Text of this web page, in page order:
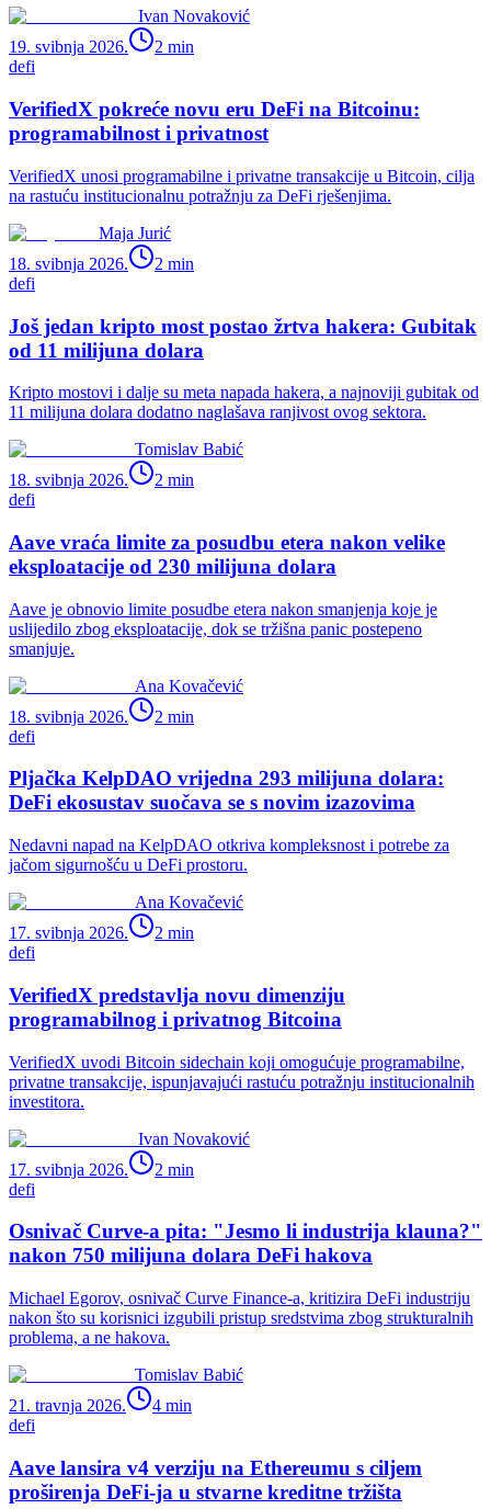
Ivan Novaković
19. svibnja 2026.
2 min
defi
VerifiedX pokreće novu eru DeFi na Bitcoinu:
programabilnost i privatnost
VerifiedX unosi programabilne i privatne transakcije u Bitcoin, cilja
na rastuću institucionalnu potražnju za DeFi rješenjima.
Maja Jurić
18. svibnja 2026.
2 min
defi
Još jedan kripto most postao žrtva hakera: Gubitak
od 11 milijuna dolara
Kripto mostovi i dalje su meta napada hakera, a najnoviji gubitak od
11 milijuna dolara dodatno naglašava ranjivost ovog sektora.
Tomislav Babić
18. svibnja 2026.
2 min
defi
Aave vraća limite za posudbu etera nakon velike
eksploatacije od 230 milijuna dolara
Aave je obnovio limite posudbe etera nakon smanjenja koje je
uslijedilo zbog eksploatacije, dok se tržišna panic postepeno
smanjuje.
Ana Kovačević
18. svibnja 2026.
2 min
defi
Pljačka KelpDAO vrijedna 293 milijuna dolara:
DeFi ekosustav suočava se s novim izazovima
Nedavni napad na KelpDAO otkriva kompleksnost i potrebe za
jačom sigurnošću u DeFi prostoru.
Ana Kovačević
17. svibnja 2026.
2 min
defi
VerifiedX predstavlja novu dimenziju
programabilnog i privatnog Bitcoina
VerifiedX uvodi Bitcoin sidechain koji omogućuje programabilne,
privatne transakcije, ispunjavajući rastuću potražnju institucionalnih
investitora.
Ivan Novaković
17. svibnja 2026.
2 min
defi
Osnivač Curve-a pita: "Jesmo li industrija klauna?"
nakon 750 milijuna dolara DeFi hakova
Michael Egorov, osnivač Curve Finance-a, kritizira DeFi industriju
nakon što su korisnici izgubili pristup sredstvima zbog strukturalnih
problema, a ne hakova.
Tomislav Babić
21. travnja 2026.
4 min
defi
Aave lansira v4 verziju na Ethereumu s ciljem
proširenja DeFi-ja u stvarne kreditne tržišta